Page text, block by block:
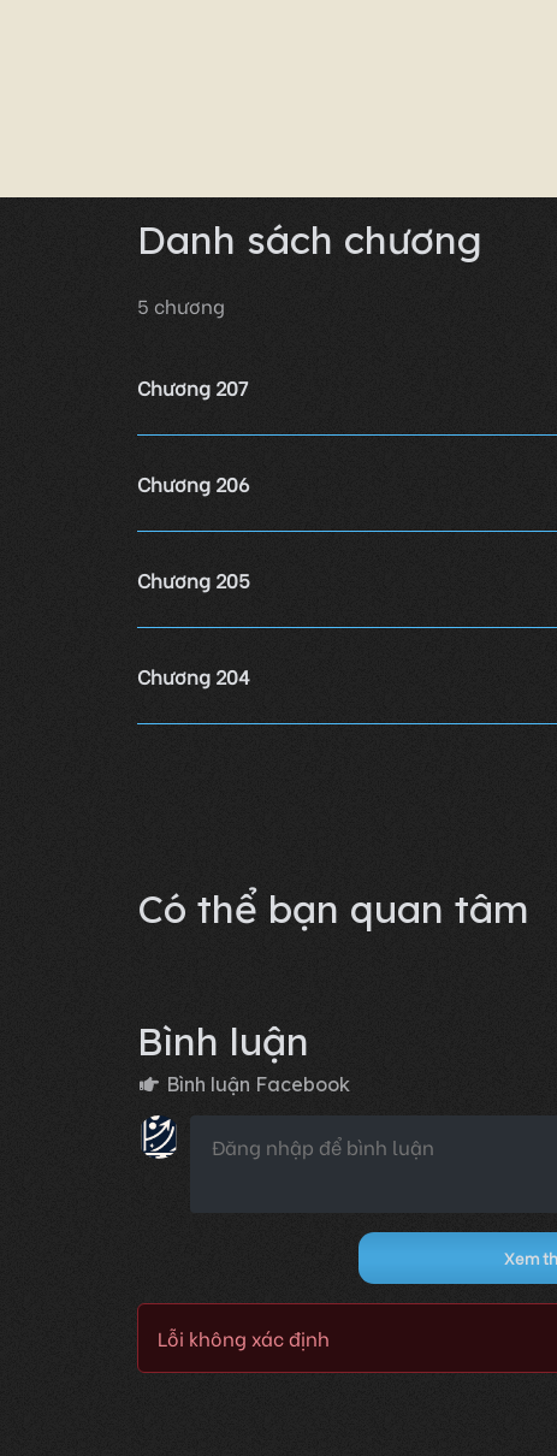
Danh sách chương
5 chương
Chương 207
Chương 206
Chương 205
Chương 204
Có thể bạn quan tâm
Bình luận
Bình luận Facebook
Xem
Lỗi không xác định